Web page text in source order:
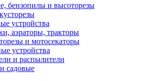
бензопилы и высоторезы
устройства
аэраторы, тракторы
и мотосекаторы
устройства
и распылители
садовые